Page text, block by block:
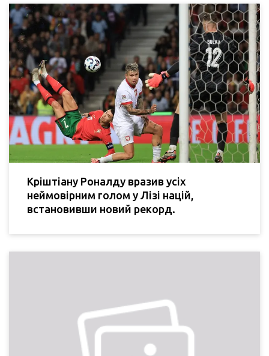
Кріштіану Роналду вразив усіх
неймовірним голом у Лізі націй,
встановивши новий рекорд.